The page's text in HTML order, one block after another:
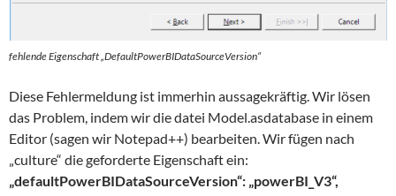
fehlende Eigenschaft „DefaultPowerBIDataSourceVersion“
Diese Fehlermeldung ist immerhin aussagekräftig. Wir lösen
das Problem, indem wir die datei Model.asdatabase in einem
Editor (sagen wir Notepad++) bearbeiten. Wir fügen nach
„culture“ die geforderte Eigenschaft ein:
„defaultPowerBIDataSourceVersion“: „powerBI_V3“,